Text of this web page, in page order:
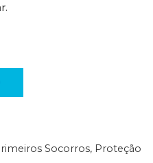
Socorros, Proteção
40 03 46 48